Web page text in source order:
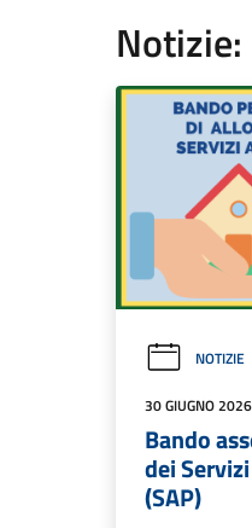
NOTIZIE
30 GIUGNO 2026
Bando
dei
(SAP)